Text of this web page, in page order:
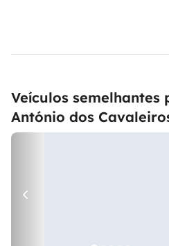
Veículos semelhantes
António dos